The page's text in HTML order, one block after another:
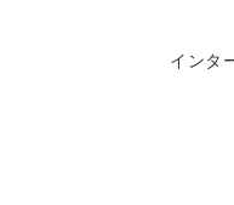
インタ